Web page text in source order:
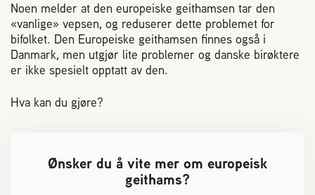
Lover og regler
Plassering av bigård
Sjekkliste for kjøp og salg av bier
Sukkeravgiftsrefusjon
Noen melder at den europeiske geithamsen tar den
«vanlige» vepsen, og reduserer dette problemet for
bifolket. Den Europeiske geithamsen finnes også i
Danmark, men utgjør lite problemer og danske birøktere
er ikke spesielt opptatt av den.
Hva kan du gjøre?
Ønsker du å vite mer om europeisk
geithams?